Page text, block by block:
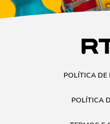
POLÍTICA DE
POLÍTICA